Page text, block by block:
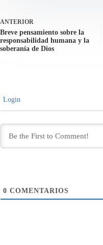
ANTERIOR
Breve pensamiento sobre la
responsabilidad humana y la
soberanía de Dios
Login
0 COMENTARIOS